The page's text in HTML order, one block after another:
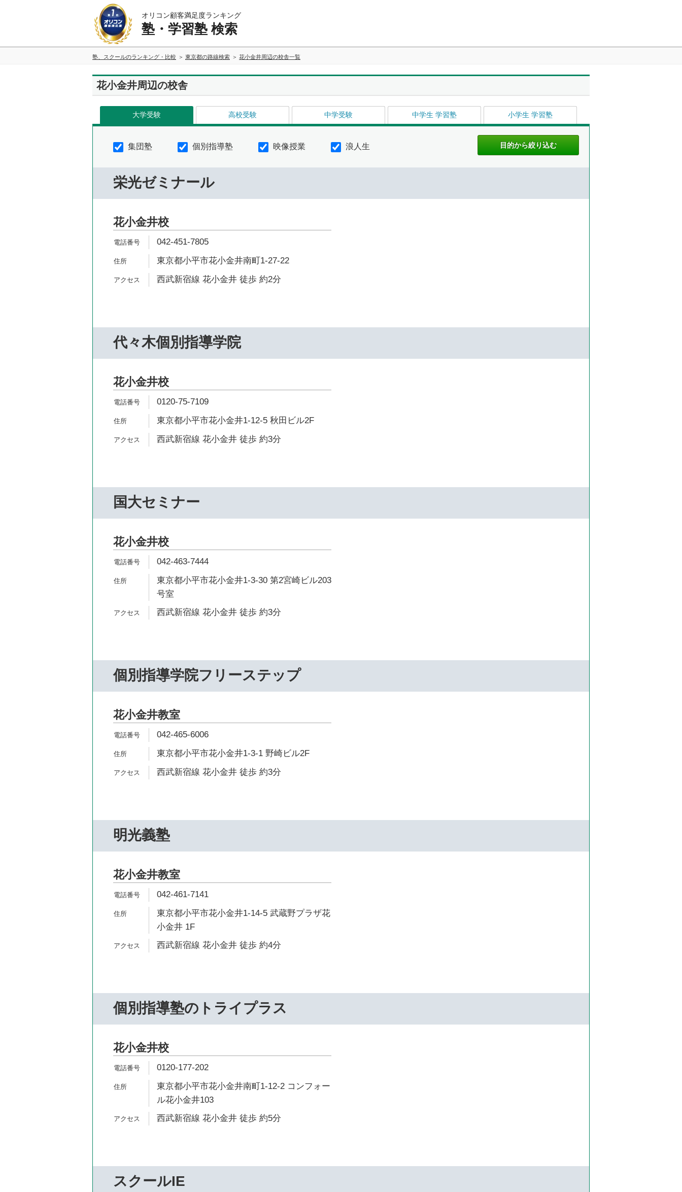
オリコン顧客満足度ランキング
塾・学習塾 検索
塾、スクールのランキング・比較 東京都の路線検索 花小金井周辺の校舎一覧
花小金井周辺の校舎
大学受験 高校受験 中学受験 中学生 学習塾 小学生 学習塾
集団塾 個別指導塾 映像授業 浪人生
栄光ゼミナール
花小金井校
042-451-7805
東京都小平市花小金井南町1-27-22
西武新宿線 花小金井 徒歩 約2分
代々木個別指導学院
花小金井校
0120-75-7109
東京都小平市花小金井1-12-5 秋田ビル2F
西武新宿線 花小金井 徒歩 約3分
国大セミナー
花小金井校
042-463-7444
東京都小平市花小金井1-3-30 第2宮崎ビル203
号室
西武新宿線 花小金井 徒歩 約3分
個別指導学院フリーステップ
花小金井教室
042-465-6006
東京都小平市花小金井1-3-1 野崎ビル2F
西武新宿線 花小金井 徒歩 約3分
明光義塾
花小金井教室
042-461-7141
東京都小平市花小金井1-14-5 武蔵野プラザ花
小金井 1F
西武新宿線 花小金井 徒歩 約4分
個別指導塾のトライプラス
花小金井校
0120-177-202
東京都小平市花小金井南町1-12-2 コンフォー
ル花小金井103
西武新宿線 花小金井 徒歩 約5分
スクールIE